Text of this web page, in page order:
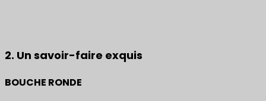
2. Un savoir-faire exquis
BOUCHE RONDE